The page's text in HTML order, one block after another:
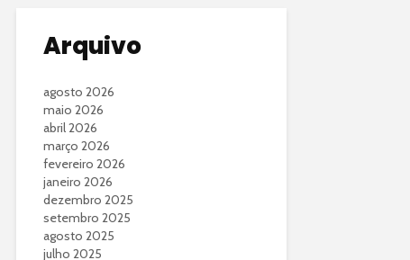
Arquivo
agosto 2026
maio 2026
abril 2026
março 2026
fevereiro 2026
janeiro 2026
dezembro 2025
setembro 2025
agosto 2025
julho 2025